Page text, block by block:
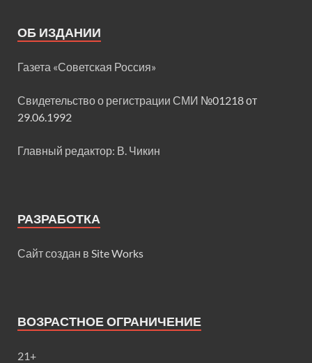
ОБ ИЗДАНИИ
Газета «Советская Россия»
Свидетельство о регистрации СМИ №01218 от
29.06.1992
Главный редактор: В. Чикин
РАЗРАБОТКА
Сайт создан в Site Works
ВОЗРАСТНОЕ ОГРАНИЧЕНИЕ
21+